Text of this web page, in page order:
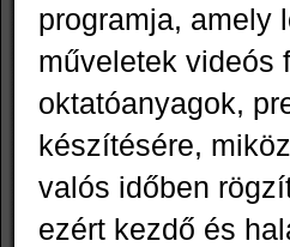
programja, amely
műveletek videós
oktatóanyagok,
készítésére,
valós időben
ezért kezdő és